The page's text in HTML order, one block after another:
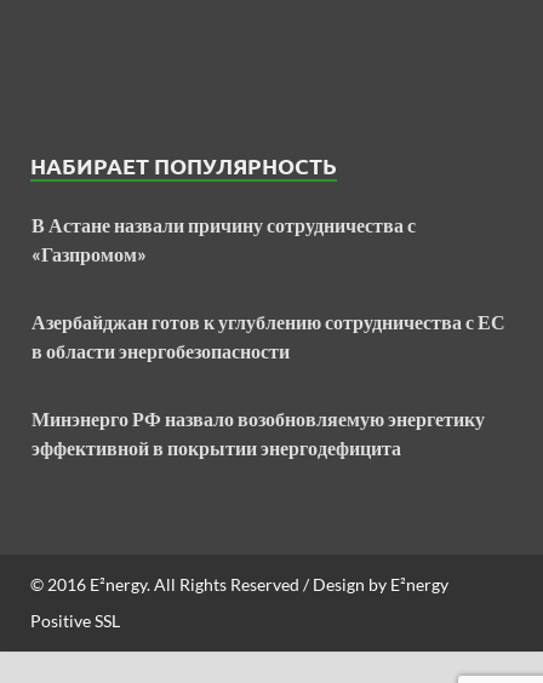
НАБИРАЕТ ПОПУЛЯРНОСТЬ
В Астане назвали причину сотрудничества с
«Газпромом»
Азербайджан готов к углублению сотрудничества с ЕС
в области энергобезопасности
Минэнерго РФ назвало возобновляемую энергетику
эффективной в покрытии энергодефицита
© 2016 E²nergy. All Rights Reserved / Design by E²nergy
Positive SSL